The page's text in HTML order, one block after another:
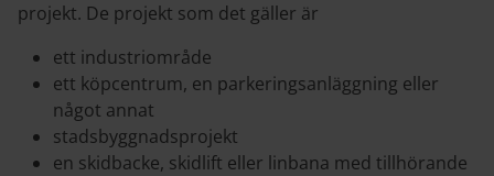
projekt. De projekt som det gäller är
ett industriområde
ett köpcentrum, en parkeringsanläggning eller
något annat
stadsbyggnadsprojekt
en skidbacke, skidlift eller linbana med tillhörande